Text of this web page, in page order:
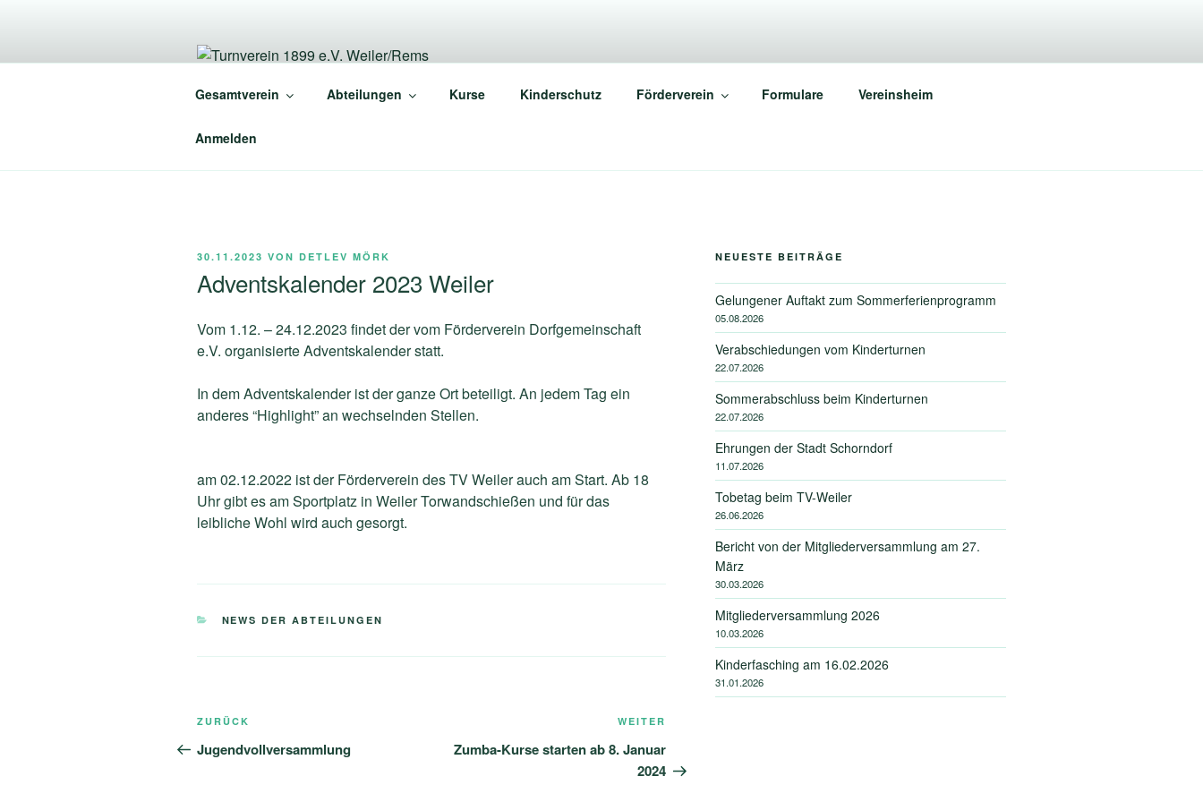
TURNVEREIN 1899 E.V. WEILER/REMS
Gesamtverein Abteilungen Kurse Kinderschutz Förderverein Formulare Vereinsheim
Anmelden
VERÖFFENTLICHT
30.11.2023 VON DETLEV MÖRK
Adventskalender 2023 Weiler
Vom 1.12. – 24.12.2023 findet der vom Förderverein Dorfgemeinschaft
e.V. organisierte Adventskalender statt.
In dem Adventskalender ist der ganze Ort beteiligt. An jedem Tag ein
anderes “Highlight” an wechselnden Stellen.
am 02.12.2022 ist der Förderverein des TV Weiler auch am Start. Ab 18
Uhr gibt es am Sportplatz in Weiler Torwandschießen und für das
leibliche Wohl wird auch gesorgt.
KATEGORIEN
NEWS DER ABTEILUNGEN
Beitragsnavigation
Vorheriger
Beitrag
ZURÜCK
Jugendvollversammlung
Beitrag
WEITER
Zumba-Kurse starten ab 8. Januar
2024
NEUESTE BEITRÄGE
Gelungener Auftakt zum Sommerferienprogramm
05.08.2026
Verabschiedungen vom Kinderturnen
22.07.2026
Sommerabschluss beim Kinderturnen
22.07.2026
Ehrungen der Stadt Schorndorf
11.07.2026
Tobetag beim TV-Weiler
26.06.2026
Bericht von der Mitgliederversammlung am 27.
März
30.03.2026
Mitgliederversammlung 2026
10.03.2026
Kinderfasching am 16.02.2026
31.01.2026